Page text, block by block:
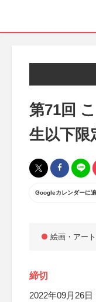
第71回
生以下限
Googleカレンダーに
絵画・アート
締切
2022年09月26日